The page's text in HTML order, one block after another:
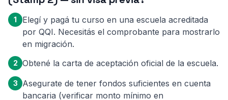
1
Elegí y pagá tu curso en una escuela acreditada
por QQI. Necesitás el comprobante para mostrarlo
en migración.
2 Obtené la carta de aceptación oficial de la escuela.
3
Asegurate de tener fondos suficientes en cuenta
bancaria (verificar monto mínimo en